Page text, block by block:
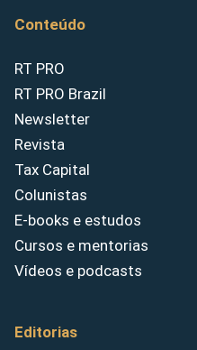
Conteúdo
RT PRO
RT PRO Brazil
Newsletter
Revista
Tax Capital
Colunistas
E-books e estudos
Cursos e mentorias
Vídeos e podcasts
Editorias